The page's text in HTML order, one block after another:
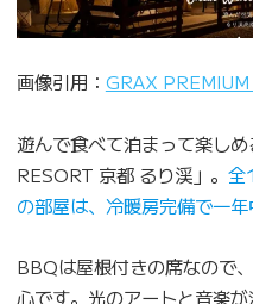
画像引用： GRAX
遊んで食べて泊まって楽し
RESORT 京都 るり渓」。 全
の部屋は、冷暖房完備で一
BBQは屋根付きの席なので
心です。光のアートと音楽が